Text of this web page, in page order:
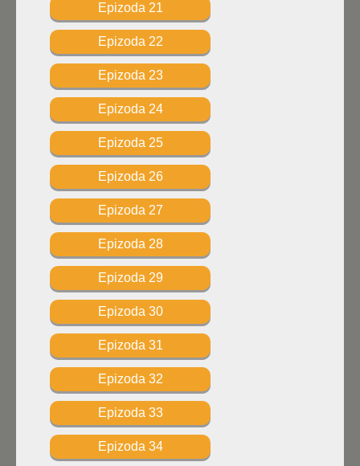
Epizoda 21
Epizoda 22
Epizoda 23
Epizoda 24
Epizoda 25
Epizoda 26
Epizoda 27
Epizoda 28
Epizoda 29
Epizoda 30
Epizoda 31
Epizoda 32
Epizoda 33
Epizoda 34